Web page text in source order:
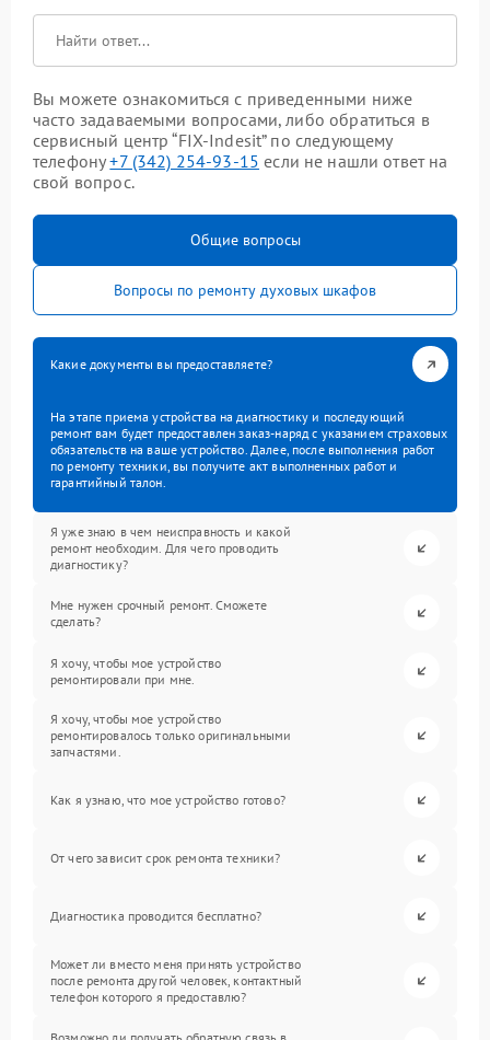
Вы можете ознакомиться с приведенными ниже
часто задаваемыми вопросами, либо обратиться в
сервисный центр “FIX-Indesit” по следующему
телефону+7 (342) 254-93-15 если не нашли ответ на
свой вопрос.
Общие вопросы
Вопросы по ремонту духовых шкафов
Какие документы вы предоставляете?
На этапе приема устройства на диагностику и последующий
ремонт вам будет предоставлен заказ-наряд с указанием страховых
обязательств на ваше устройство. Далее, после выполнения работ
по ремонту техники, вы получите акт выполненных работ и
гарантийный талон.
Я уже знаю в чем неисправность и какой
ремонт необходим. Для чего проводить
диагностику?
Мне нужен срочный ремонт. Сможете
сделать?
Я хочу, чтобы мое устройство
ремонтировали при мне.
Я хочу, чтобы мое устройство
ремонтировалось только оригинальными
запчастями.
Как я узнаю, что мое устройство готово?
От чего зависит срок ремонта техники?
Диагностика проводится бесплатно?
Может ли вместо меня принять устройство
после ремонта другой человек, контактный
телефон которого я предоставлю?